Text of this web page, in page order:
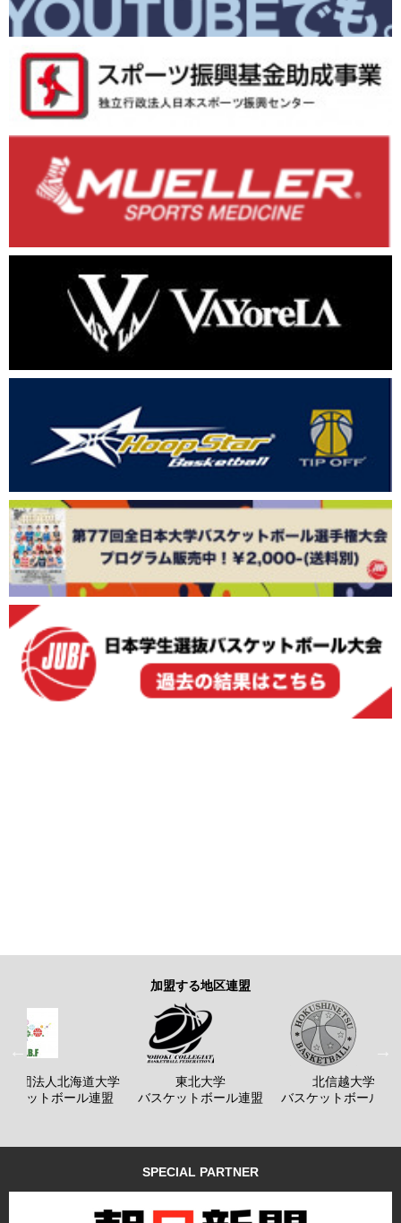
加盟する地区連盟
社団法人北海道大学
ケットボール連盟
東北大学
バスケットボール連盟
北信越大学
バスケットボール連
SPECIAL PARTNER